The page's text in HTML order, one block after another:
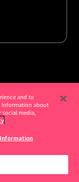
and to
Information about
media,